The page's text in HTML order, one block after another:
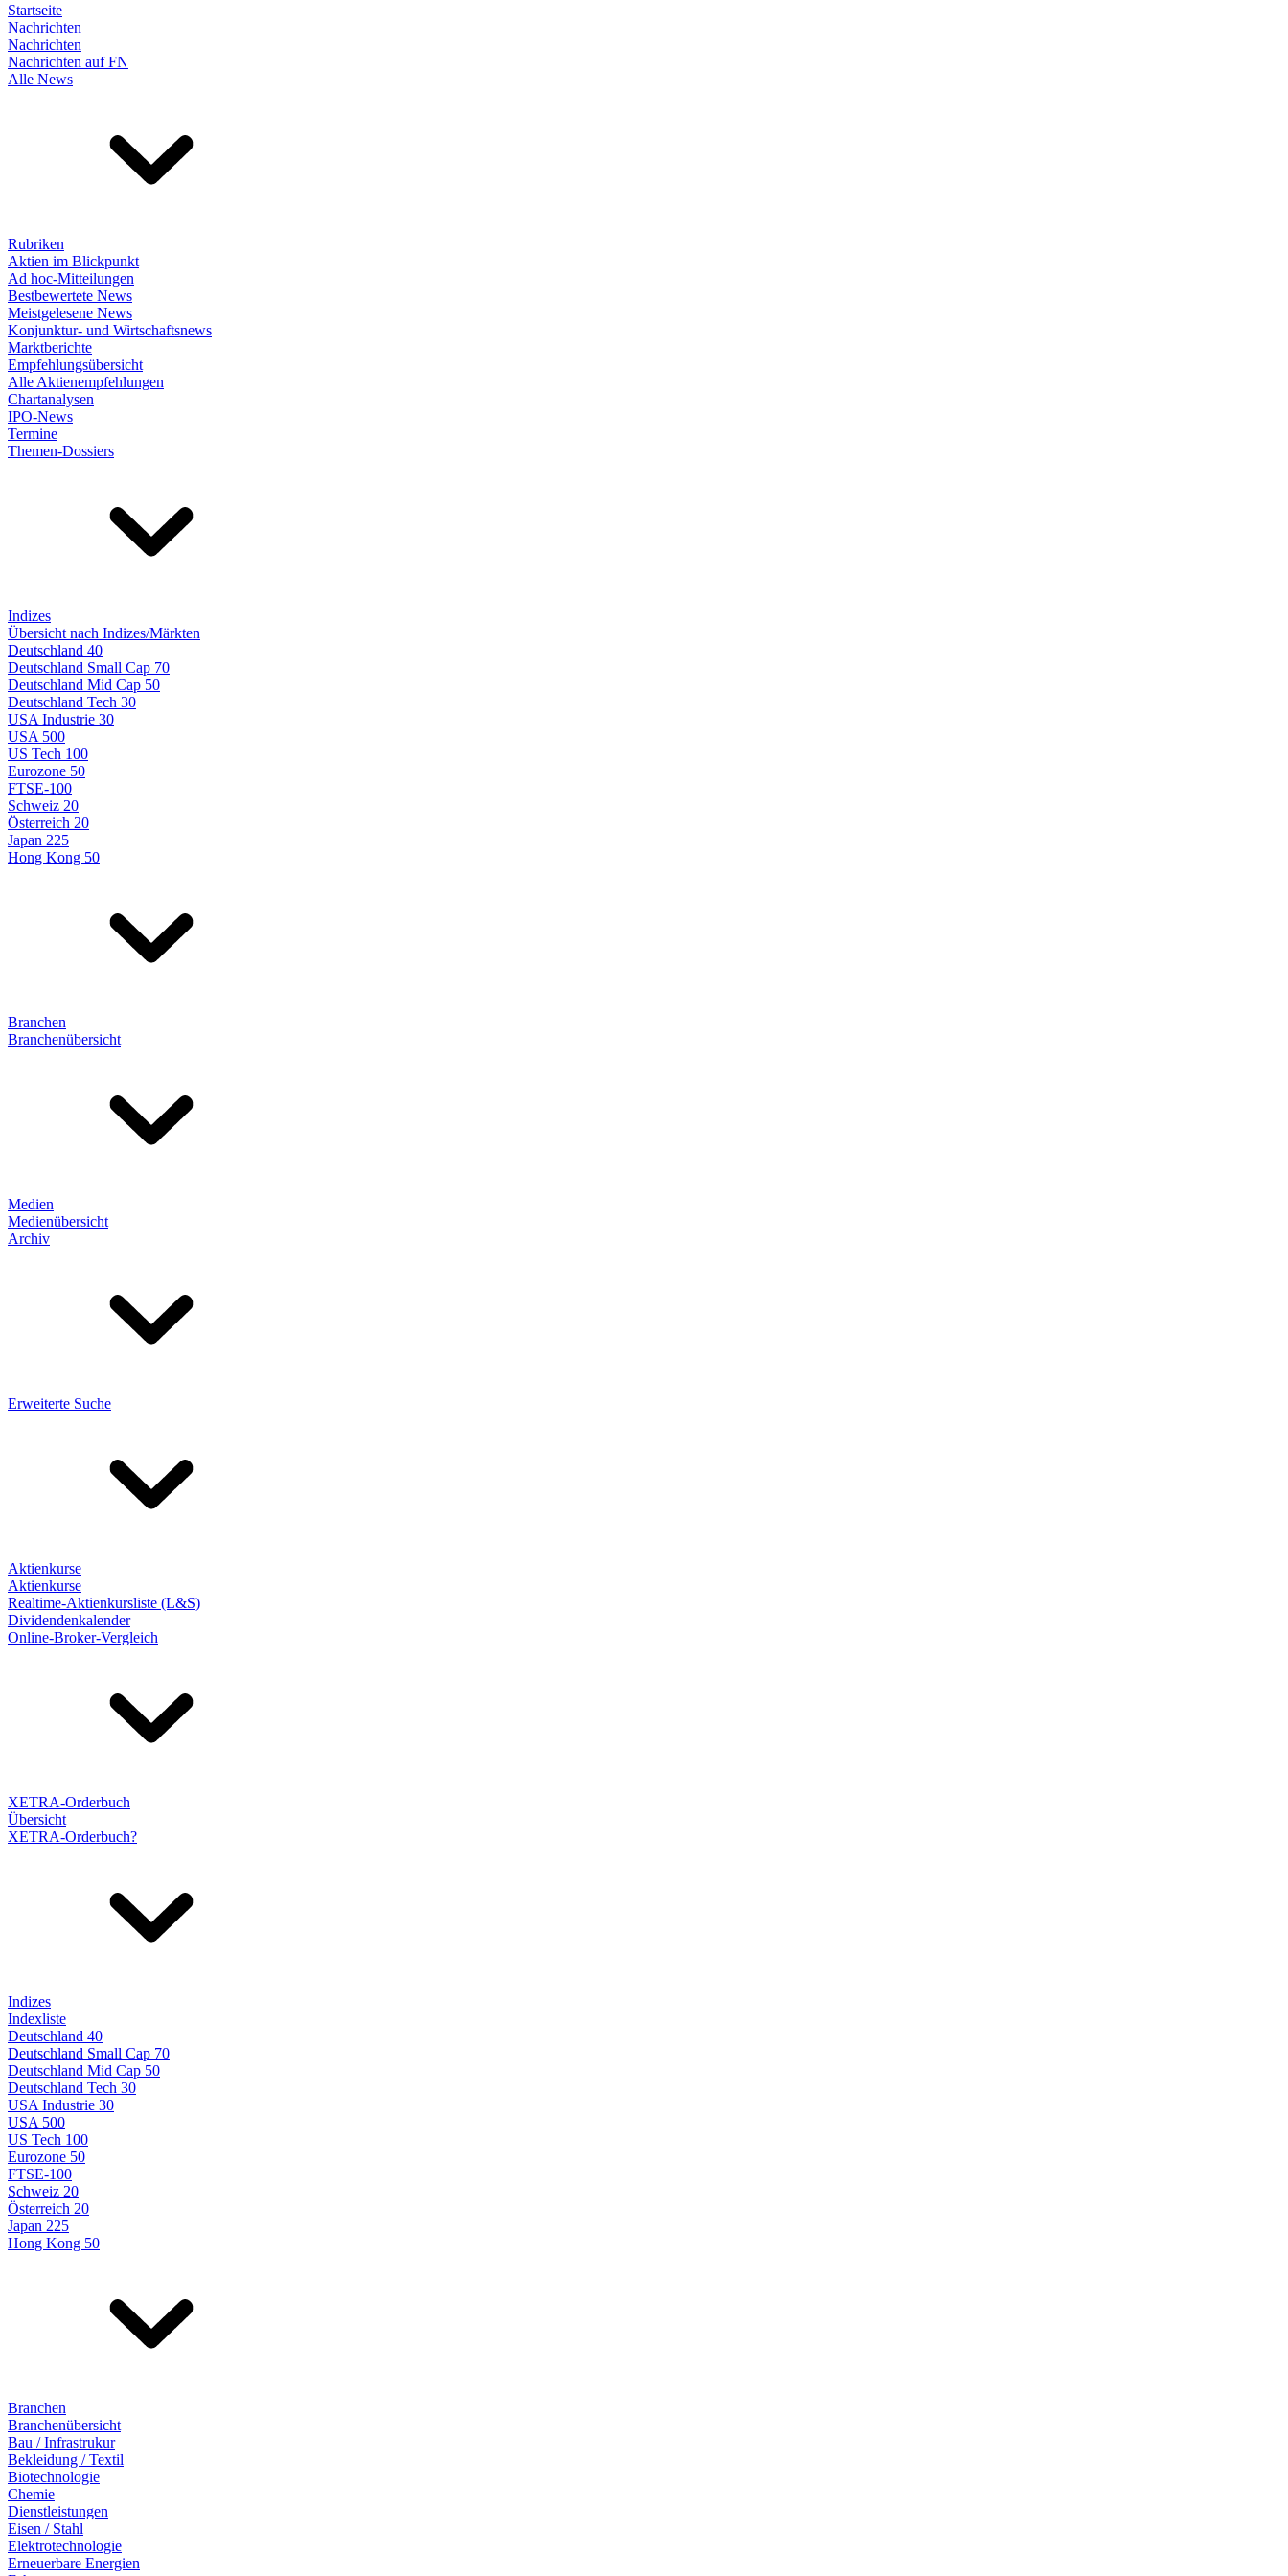
Startseite
Nachrichten
Nachrichten
Nachrichten auf FN
Alle News
Rubriken
Aktien im Blickpunkt
Ad hoc-Mitteilungen
Bestbewertete News
Meistgelesene News
Konjunktur- und Wirtschaftsnews
Marktberichte
Empfehlungsübersicht
Alle Aktienempfehlungen
Chartanalysen
IPO-News
Termine
Themen-Dossiers
Indizes
Übersicht nach Indizes/Märkten
Deutschland 40
Deutschland Small Cap 70
Deutschland Mid Cap 50
Deutschland Tech 30
USA Industrie 30
USA 500
US Tech 100
Eurozone 50
FTSE-100
Schweiz 20
Österreich 20
Japan 225
Hong Kong 50
Branchen
Branchenübersicht
Medien
Medienübersicht
Archiv
Erweiterte Suche
Aktienkurse
Aktienkurse
Realtime-Aktienkursliste (L&S)
Dividendenkalender
Online-Broker-Vergleich
XETRA-Orderbuch
Übersicht
XETRA-Orderbuch?
Indizes
Indexliste
Deutschland 40
Deutschland Small Cap 70
Deutschland Mid Cap 50
Deutschland Tech 30
USA Industrie 30
USA 500
US Tech 100
Eurozone 50
FTSE-100
Schweiz 20
Österreich 20
Japan 225
Hong Kong 50
Branchen
Branchenübersicht
Bau / Infrastrukur
Bekleidung / Textil
Biotechnologie
Chemie
Dienstleistungen
Eisen / Stahl
Elektrotechnologie
Erneuerbare Energien